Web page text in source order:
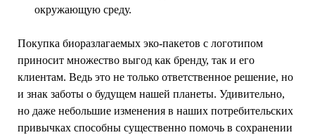
окружающую среду.
Покупка биоразлагаемых эко-пакетов с логотипом
приносит множество выгод как бренду, так и его
клиентам. Ведь это не только ответственное решение, но
и знак заботы о будущем нашей планеты. Удивительно,
но даже небольшие изменения в наших потребительских
привычках способны существенно помочь в сохранении